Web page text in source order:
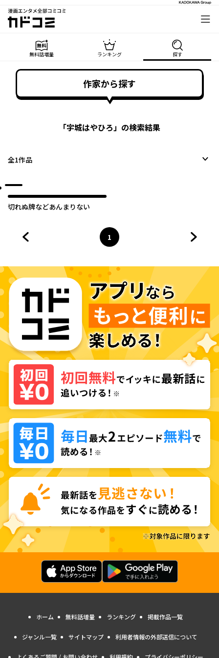
漫画エンタメ全部コミコミ
カドコミ
無料話増量 ランキング 探す
作家から探す
「宇城はやひろ」の検索結果
全1作品
切れぬ牌などあんまりない
ページ
1
へ
ホーム 無料話増量 ランキング 掲載作品一覧
ジャンル一覧 サイトマップ 利用者情報の外部送信について